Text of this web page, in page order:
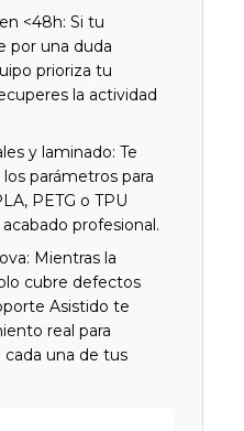
<48h: Si tu
por una duda
prioriza tu
la actividad
y laminado: Te
parámetros para
PETG o TPU
profesional.
Mientras la
cubre defectos
Asistido te
real para
cada una de tus